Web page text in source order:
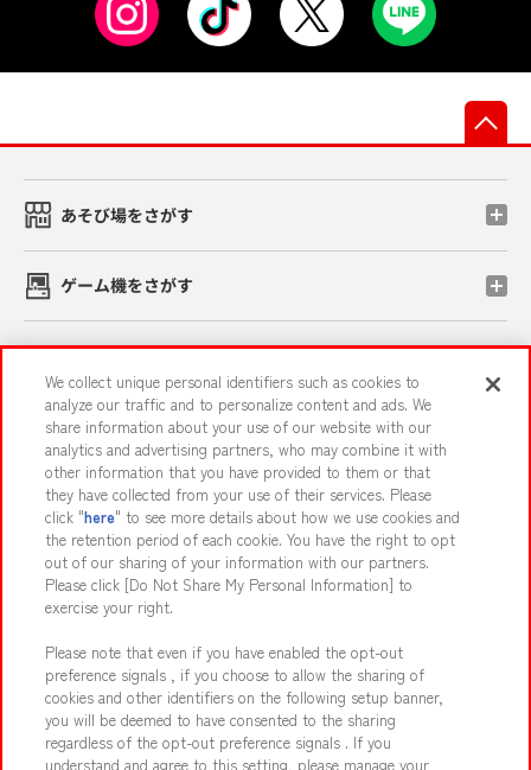
あそび場をさがす
ゲーム機をさがす
イベント・キャンペーン
関連会社 サステナビリティ サイトポリシー
プライバシーポリシー ウェブアクセシビリティ方針と検証結果
お取引先さまとともに
カスタマーハラスメント対応方針 よくあるご質問・お問い合わせ
We collect unique personal identifiers such as cookies to
analyze our traffic and to personalize content and ads. We
share information about your use of our website with our
analytics and advertising partners, who may combine it with
other information that you have provided to them or that
they have collected from your use of their services. Please
click "here" to see more details about how we use cookies and
the retention period of each cookie. You have the right to opt
out of our sharing of your information with our partners.
Please click [Do Not Share My Personal Information] to
exercise your right.
Please note that even if you have enabled the opt-out
preference signals , if you choose to allow the sharing of
cookies and other identifiers on the following setup banner,
you will be deemed to have consented to the sharing
regardless of the opt-out preference signals . If you
understand and agree to this setting, please manage your